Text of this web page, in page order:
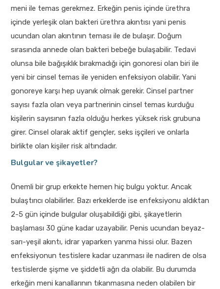
meni ile temas gerekmez. Erkeğin penis içinde ürethra
içinde yerleşik olan bakteri ürethra akıntısı yani penis
ucundan olan akıntının teması ile de bulaşır. Doğum
sırasında annede olan bakteri bebeğe bulaşabilir. Tedavi
olunsa bile bağışıklık bırakmadığı için gonoresi olan biri ile
yeni bir cinsel temas ile yeniden enfeksiyon olabilir. Yani
gonoreye karşı hep uyanık olmak gerekir. Cinsel partner
sayısı fazla olan veya partnerinin cinsel temas kurduğu
kişilerin sayısının fazla olduğu herkes yüksek risk grubuna
girer. Cinsel olarak aktif gençler, seks işçileri ve onlarla
birlikte olan kişiler risk altındadır.
Bulgular ve şikayetler?
Önemli bir grup erkekte hemen hiç bulgu yoktur. Ancak
bulaştırıcı olabilirler. Bazı erkeklerde ise enfeksiyonu aldıktan
2-5 gün içinde bulgular oluşabildiği gibi, şikayetlerin
başlaması 30 güne kadar uzayabilir. Penis ucundan beyaz-
sarı-yeşil akıntı, idrar yaparken yanma hissi olur. Bazen
enfeksiyonun testislere kadar uzanması ile nadiren de olsa
testislerde şişme ve şiddetli ağrı da olabilir. Bu durumda
erkeğin meni kanallarının tıkanmasına neden olabilen bir